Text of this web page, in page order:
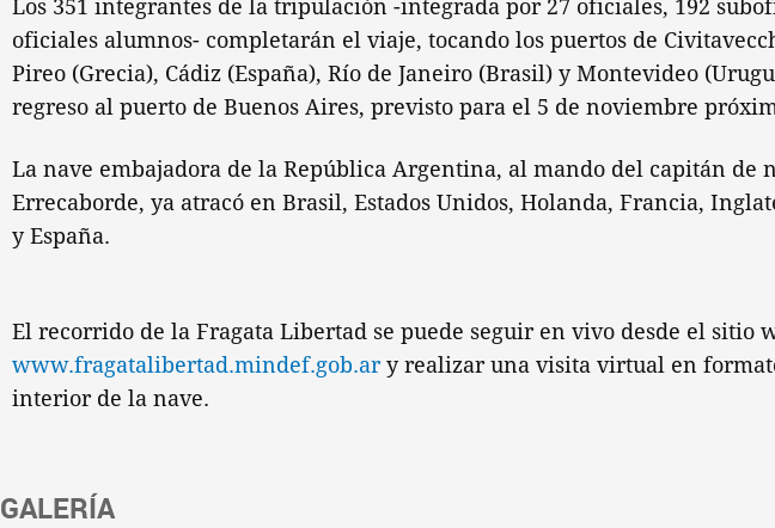
Los 351 integrantes de la tripulación -integrada por 27 oficiales, 192
oficiales alumnos- completarán el viaje, tocando los puertos de
Pireo (Grecia), Cádiz (España), Río de Janeiro (Brasil) y Montevideo
regreso al puerto de Buenos Aires, previsto para el 5 de noviembre
La nave embajadora de la República Argentina, al mando del capitán de
Errecaborde, ya atracó en Brasil, Estados Unidos, Holanda, Francia,
y España.
El recorrido de la Fragata Libertad se puede seguir en vivo desde el sitio
www.fragatalibertad.mindef.gob.ary realizar una visita virtual en
interior de la nave.
GALERÍA